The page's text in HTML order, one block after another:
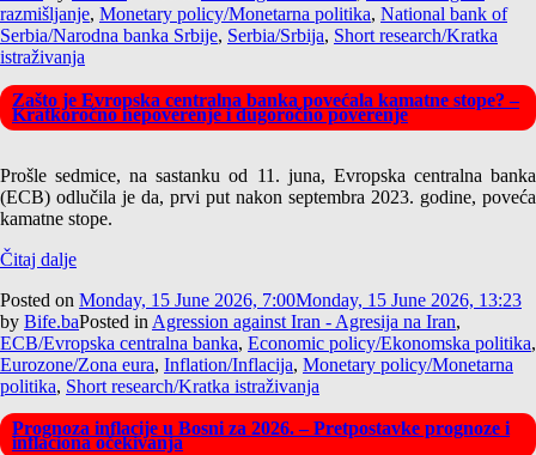
razmišljanje, Monetary policy/Monetarna politika, National bank of
Serbia/Narodna banka Srbije, Serbia/Srbija, Short research/Kratka
istraživanja
Zašto je Evropska centralna banka povećala kamatne stope? –
Kratkoročno nepoverenje i dugoročno poverenje
Prošle sedmice, na sastanku od 11. juna, Evropska centralna banka
(ECB) odlučila je da, prvi put nakon septembra 2023. godine, poveća
kamatne stope.
Čitaj dalje
Posted on Monday, 15 June 2026, 7:00Monday, 15 June 2026, 13:23
by Bife.baPosted in Agression against Iran - Agresija na Iran,
ECB/Evropska centralna banka, Economic policy/Ekonomska politika,
Eurozone/Zona eura, Inflation/Inflacija, Monetary policy/Monetarna
politika, Short research/Kratka istraživanja
Prognoza inflacije u Bosni za 2026. – Pretpostavke prognoze i
inflaciona očekivanja